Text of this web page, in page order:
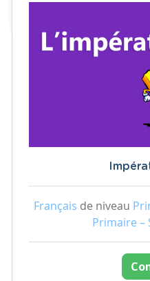
Français de niveau
Primaire –